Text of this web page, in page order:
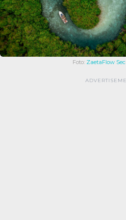
Foto: ZaetaFlow Sec